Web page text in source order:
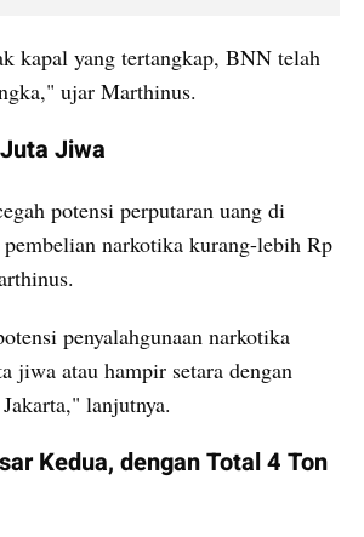
kapal yang tertangkap, BNN telah
ujar Marthinus.
Jiwa
potensi perputaran uang di
narkotika kurang-lebih Rp
penyalahgunaan narkotika
jiwa atau hampir setara dengan
lanjutnya.
Kedua, dengan Total 4 Ton